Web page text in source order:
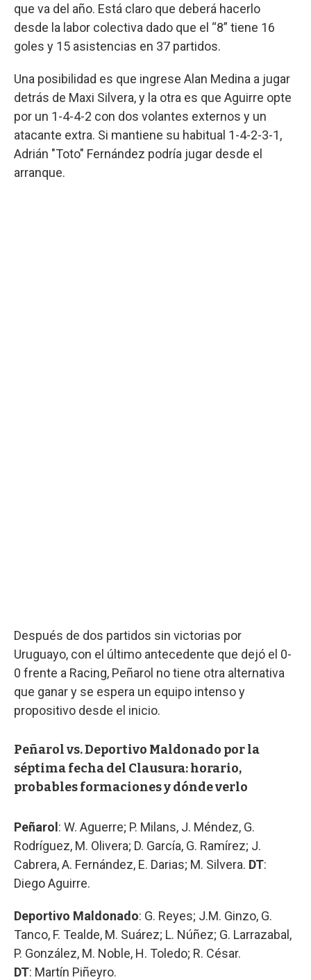
que va del año. Está claro que deberá hacerlo
desde la labor colectiva dado que el “8” tiene 16
goles y 15 asistencias en 37 partidos.
Una posibilidad es que ingrese Alan Medina a jugar
detrás de Maxi Silvera, y la otra es que Aguirre opte
por un 1-4-4-2 con dos volantes externos y un
atacante extra. Si mantiene su habitual 1-4-2-3-1,
Adrián "Toto" Fernández podría jugar desde el
arranque.
Después de dos partidos sin victorias por
Uruguayo, con el último antecedente que dejó el 0-
0 frente a Racing, Peñarol no tiene otra alternativa
que ganar y se espera un equipo intenso y
propositivo desde el inicio.
Peñarol vs. Deportivo Maldonado por la
séptima fecha del Clausura: horario,
probables formaciones y dónde verlo
Peñarol : W. Aguerre; P. Milans, J. Méndez, G.
Rodríguez, M. Olivera; D. García, G. Ramírez; J.
Cabrera, A. Fernández, E. Darias; M. Silvera. DT:
Diego Aguirre.
Deportivo Maldonado: G. Reyes; J.M. Ginzo, G.
Tanco, F. Tealde, M. Suárez; L. Núñez; G. Larrazabal,
P. González, M. Noble, H. Toledo; R. César.
DT: Martín Piñeyro.